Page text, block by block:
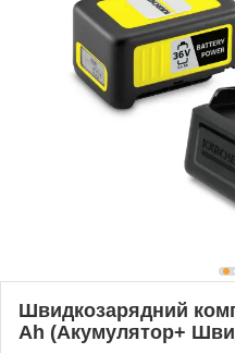
Швидкозарядний
Ah (Акумулятор+